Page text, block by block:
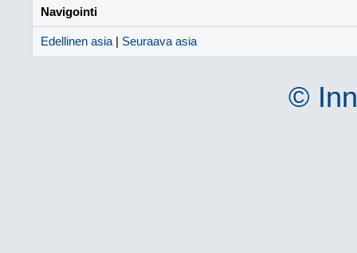
Navigointi
Edellinen asia Seuraava asia
©